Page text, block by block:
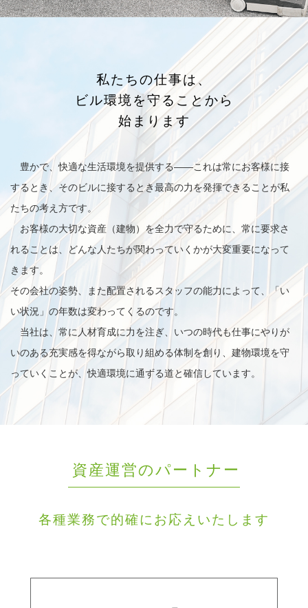
私たちの仕事は、
ビル環境を守ることから
始まります
豊かで、快適な生活環境を提供する——これは常にお客様に接
するとき、そのビルに接するとき最高の力を発揮できることが私
たちの考え方です。
お客様の大切な資産（建物）を全力で守るために、常に要求さ
れることは、どんな人たちが関わっていくかが大変重要になって
きます。
その会社の姿勢、また配置されるスタッフの能力によって、「い
い状況」の年数は変わってくるのです。
当社は、常に人材育成に力を注ぎ、いつの時代も仕事にやりが
いのある充実感を得ながら取り組める体制を創り、建物環境を守
っていくことが、快適環境に通ずる道と確信しています。
資産運営のパートナー
各種業務で的確にお応えいたします